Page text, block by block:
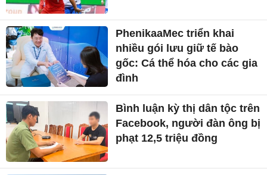
PhenikaaMec triển khai
nhiều gói lưu giữ tế bào
gốc: Cá thể hóa cho các gia
đình
Bình luận kỳ thị dân tộc trên
Facebook, người đàn ông bị
phạt 12,5 triệu đồng